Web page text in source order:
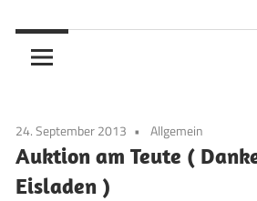
24. September 2013 Allgemein
Auktion am Teute (
Eisladen )